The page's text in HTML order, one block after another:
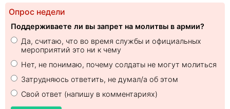
Опрос недели
Поддерживаете ли вы запрет на молитвы в армии?
Да, считаю, что во время службы и официальных
мероприятий это ни к чему
Нет, не понимаю, почему солдаты не могут молиться
Затрудняюсь ответить, не думал/а об этом
Свой ответ (напишу в комментариях)